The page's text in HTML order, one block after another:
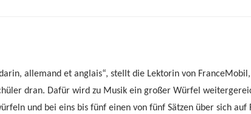
allemand et anglais“, stellt die Lektorin von
dran. Dafür wird zu Musik ein großer Würfel
und bei eins bis fünf einen von fünf Sätzen über sich